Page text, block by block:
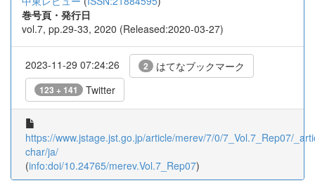
巻号頁・発行日
vol.7, pp.29-33, 2020 (Released:2020-03-27)
2023-11-29 07:24:26 2 はてなブックマーク
123 + 141 Twitter
https://www.jstage.jst.go.jp/article/merev/7/0/7_Vol.7_Rep07/
char/ja/
(info:doi/10.24765/merev.Vol.7_Rep07)